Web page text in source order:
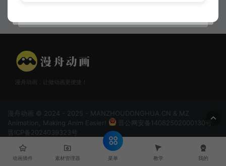
漫舟动画，让做动画更便捷！
漫舟动画 © 2024 - 2025 - MANZHOUDONGHUA.CN & MZ
Animation, Making Anim Easier!
晋公网安备14082502000130号
晋ICP备2024039323号
动画插件 素材管理器 菜单 教学 我的